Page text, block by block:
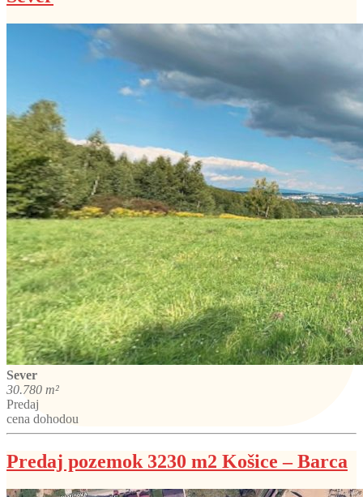
Sever
30.780 m²
Predaj
cena dohodou
Predaj pozemok 3230 m2 Košice – Barca